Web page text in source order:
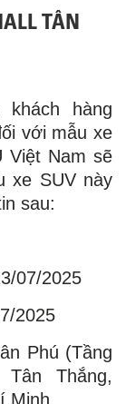
TÂN
hàng
với mẫu xe
Việt Nam sẽ
xe SUV này
sau:
07/2025
2025
Phú (Tầng
Thắng,
Minh.